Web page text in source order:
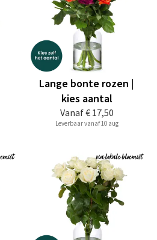
Vanaf€ 17,50
Lange bonte rozen |
kies aantal
Leverbaar vanaf 10 aug